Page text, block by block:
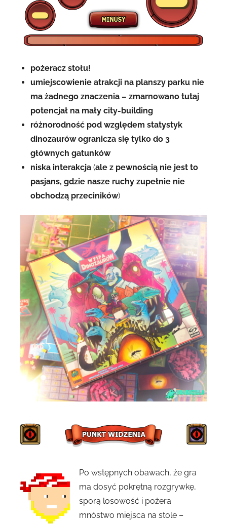
pożeracz stołu!
umiejscowienie atrakcji na planszy parku nie
ma żadnego znaczenia – zmarnowano tutaj
potencjał na mały city-building
różnorodność pod względem statystyk
dinozaurów ogranicza się tylko do 3
głównych gatunków
niska interakcja (ale z pewnością nie jest to
pasjans, gdzie nasze ruchy zupełnie nie
obchodzą przeciników)
Po wstępnych obawach, że gra
ma dosyć pokrętną rozgrywkę,
sporą losowość i pożera
mnóstwo miejsca na stole –